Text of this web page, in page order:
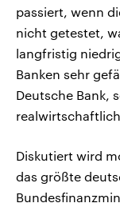
passiert, wenn
nicht getestet,
langfristig
Banken sehr
Deutsche Bank,
Diskutiert wird
das größte